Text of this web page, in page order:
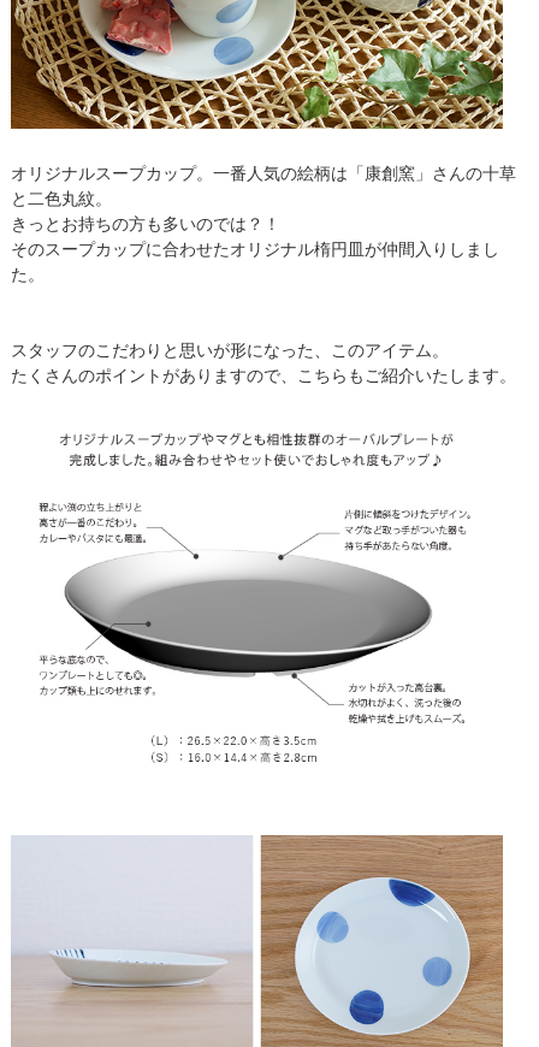
オリジナルスープカップ。一番人気の絵柄は「康創窯」さんの十草
と二色丸紋。
きっとお持ちの方も多いのでは？！
そのスープカップに合わせたオリジナル楕円皿が仲間入りしまし
た。
スタッフのこだわりと思いが形になった、このアイテム。
たくさんのポイントがありますので、こちらもご紹介いたします。